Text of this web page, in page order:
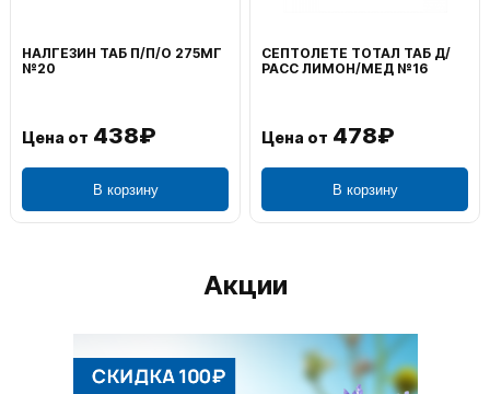
НАЛГЕЗИН ТАБ П/П/О 275МГ
№20
Цена от 438₽
В корзину
СЕПТОЛЕТЕ ТОТАЛ ТАБ Д/
РАСС ЛИМОН/МЕД №16
Цена от 478₽
В корзину
Акции